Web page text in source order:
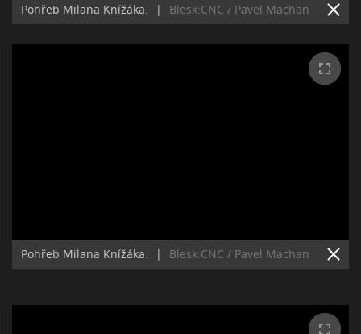
Pohřeb Milana Knížáka. | Blesk:CNC / Pavel Machan
Pohřeb Milana Knížáka. | Blesk:CNC / Pavel Machan